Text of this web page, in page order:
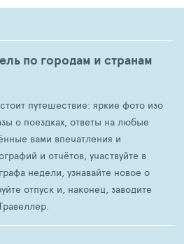
по городам и странам
путешествие: яркие фото изо
о поездках, ответы на любые
вами впечатления и
и отчётов, участвуйте в
недели, узнавайте новое о
отпуск и, наконец, заводите